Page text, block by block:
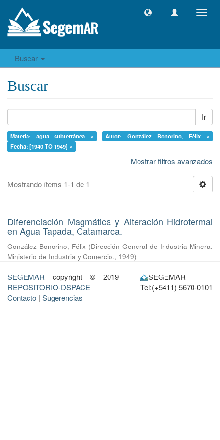
Buscar
Buscar
Ir
Materia: agua subterránea ×
Autor: González Bonorino, Félix ×
Fecha: [1940 TO 1949] ×
Mostrar filtros avanzados
Mostrando ítems 1-1 de 1
Diferenciación Magmática y Alteración Hidrotermal
en Agua Tapada, Catamarca.
González Bonorino, Félix (Dirección General de Industria Minera.
Ministerio de Industria y Comercio., 1949)
SEGEMAR copyright © 2019
REPOSITORIO-DSPACE
Contacto | Sugerencias
SEGEMAR
Tel:(+5411) 5670-0101